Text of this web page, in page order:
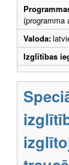
(programma
Valoda:
Izglītības